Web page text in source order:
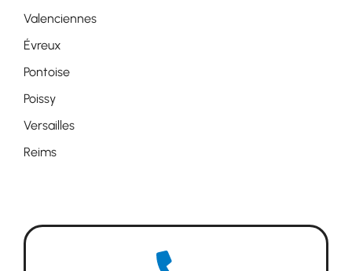
Valenciennes
Évreux
Pontoise
Poissy
Versailles
Reims